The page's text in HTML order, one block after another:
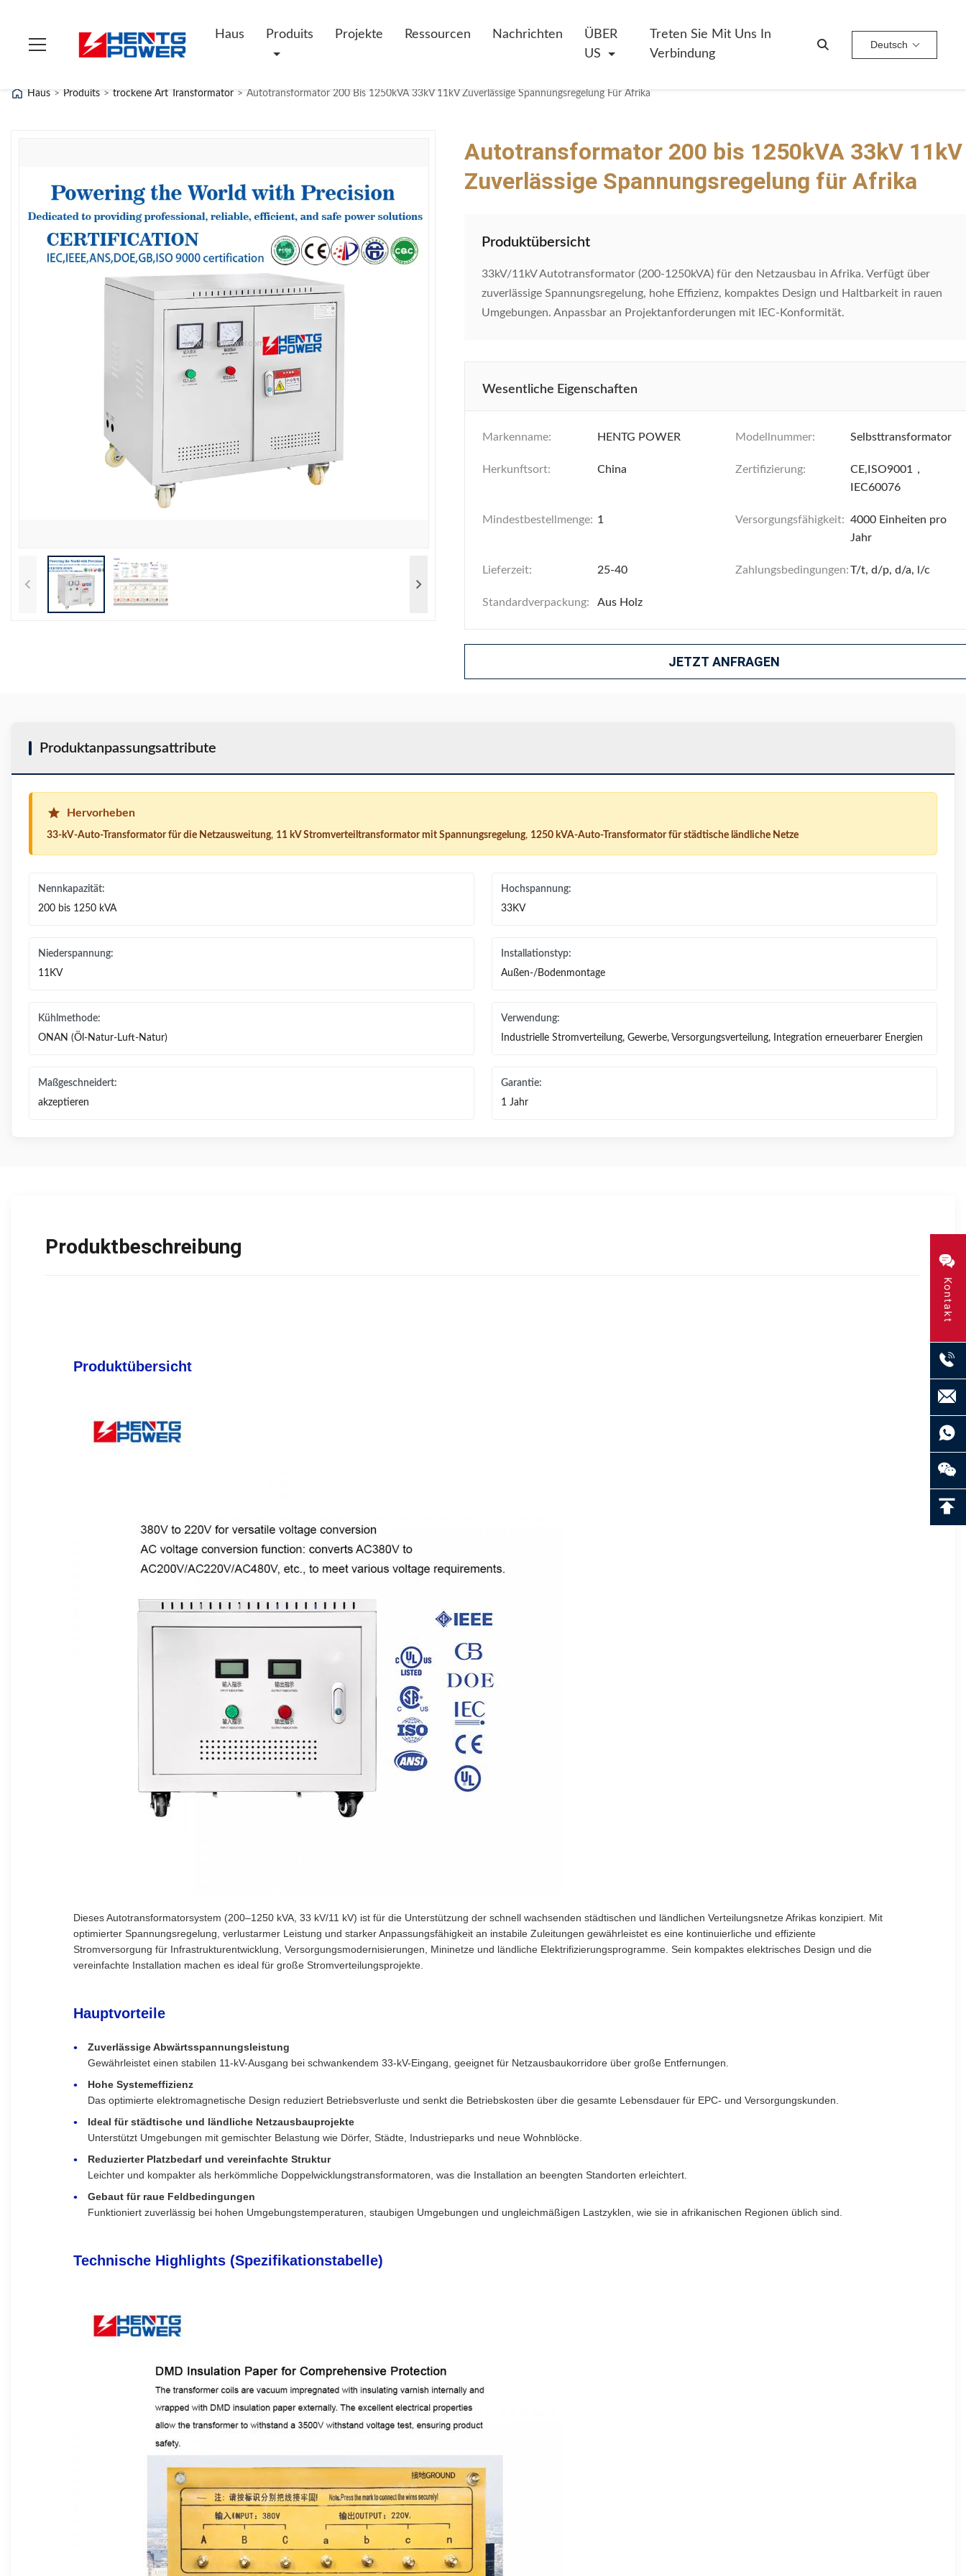
Kontakt
Haus Produits Projekte Ressourcen Nachrichten
ÜBER
US
Treten Sie Mit Uns In
Verbindung
Deutsch
Haus > Produits > trockene Art Transformator > Autotransformator 200 Bis 1250kVA 33kV 11kV Zuverlässige Spannungsregelung Für Afrika
Autotransformator 200 bis 1250kVA 33kV 11kV
Zuverlässige Spannungsregelung für Afrika
Produktübersicht
33kV/11kV Autotransformator (200-1250kVA) für den Netzausbau in Afrika. Verfügt über
zuverlässige Spannungsregelung, hohe Effizienz, kompaktes Design und Haltbarkeit in rauen
Umgebungen. Anpassbar an Projektanforderungen mit IEC-Konformität.
Wesentliche Eigenschaften
Markenname: HENTG POWER Modellnummer: Selbsttransformator
Herkunftsort: China Zertifizierung:
CE,ISO9001，
IEC60076
Mindestbestellmenge: 1 Versorgungsfähigkeit: 4000 Einheiten pro
Jahr
Lieferzeit: 25-40 Zahlungsbedingungen:T/t, d/p, d/a, l/c
Standardverpackung: Aus Holz
JETZT ANFRAGEN
Produktanpassungsattribute
Hervorheben
33-kV-Auto-Transformator für die Netzausweitung, 11 kV Stromverteiltransformator mit Spannungsregelung, 1250 kVA-Auto-Transformator für städtische ländliche Netze
Nennkapazität:
200 bis 1250 kVA
Hochspannung:
33KV
Niederspannung:
11KV
Installationstyp:
Außen-/Bodenmontage
Kühlmethode:
ONAN (Öl-Natur-Luft-Natur)
Verwendung:
Industrielle Stromverteilung, Gewerbe, Versorgungsverteilung, Integration erneuerbarer Energien
Maßgeschneidert:
akzeptieren
Garantie:
1 Jahr
Produktbeschreibung
Produktübersicht
Dieses Autotransformatorsystem (200–1250 kVA, 33 kV/11 kV) ist für die Unterstützung der schnell wachsenden städtischen und ländlichen Verteilungsnetze Afrikas konzipiert. Mit
optimierter Spannungsregelung, verlustarmer Leistung und starker Anpassungsfähigkeit an instabile Zuleitungen gewährleistet es eine kontinuierliche und effiziente
Stromversorgung für Infrastrukturentwicklung, Versorgungsmodernisierungen, Mininetze und ländliche Elektrifizierungsprogramme. Sein kompaktes elektrisches Design und die
vereinfachte Installation machen es ideal für große Stromverteilungsprojekte.
Hauptvorteile
Zuverlässige Abwärtsspannungsleistung
Gewährleistet einen stabilen 11-kV-Ausgang bei schwankendem 33-kV-Eingang, geeignet für Netzausbaukorridore über große Entfernungen.
Hohe Systemeffizienz
Das optimierte elektromagnetische Design reduziert Betriebsverluste und senkt die Betriebskosten über die gesamte Lebensdauer für EPC- und Versorgungskunden.
Ideal für städtische und ländliche Netzausbauprojekte
Unterstützt Umgebungen mit gemischter Belastung wie Dörfer, Städte, Industrieparks und neue Wohnblöcke.
Reduzierter Platzbedarf und vereinfachte Struktur
Leichter und kompakter als herkömmliche Doppelwicklungstransformatoren, was die Installation an beengten Standorten erleichtert.
Gebaut für raue Feldbedingungen
Funktioniert zuverlässig bei hohen Umgebungstemperaturen, staubigen Umgebungen und ungleichmäßigen Lastzyklen, wie sie in afrikanischen Regionen üblich sind.
Technische Highlights (Spezifikationstabelle)